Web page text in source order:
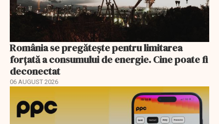
România se pregătește pentru limitarea
forțată a consumului de energie. Cine poate fi
deconectat
06 AUGUST 2026